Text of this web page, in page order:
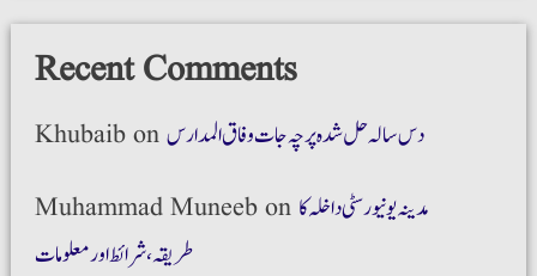
Recent Comments
Khubaibonدس سالہ حل شدہ پرچہ جات وفاق المدارس
Muhammad Muneebon مدینہ یونیورسٹی داخلہ کا
طریقہ،شرائط اور معلومات